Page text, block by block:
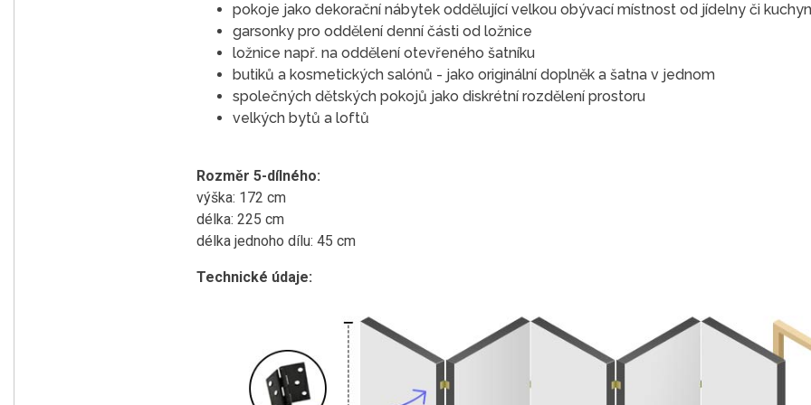
pokoje jako dekorační nábytek oddělující velkou obývací místnost od jídelny či
garsonky pro oddělení denní části od ložnice
ložnice např. na oddělení otevřeného šatníku
butiků a kosmetických salónů - jako originální doplněk a šatna v jednom
společných dětských pokojů jako diskrétní rozdělení prostoru
velkých bytů a loftů
Rozměr 5-dílného:
výška: 172 cm
délka: 225 cm
délka jednoho dílu: 45 cm
Technické údaje: